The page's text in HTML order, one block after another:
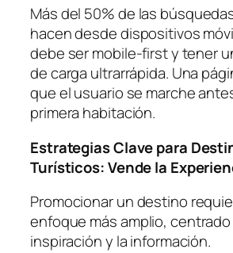
Más del 50% de las
hacen desde dispositivos
debe ser mobile-first y tener
de carga ultrarrápida. Una
que el usuario se marche
primera habitación.
Estrategias Clave para
Turísticos: Vende la
Promocionar un destino
enfoque más amplio, centrado
inspiración y la información.